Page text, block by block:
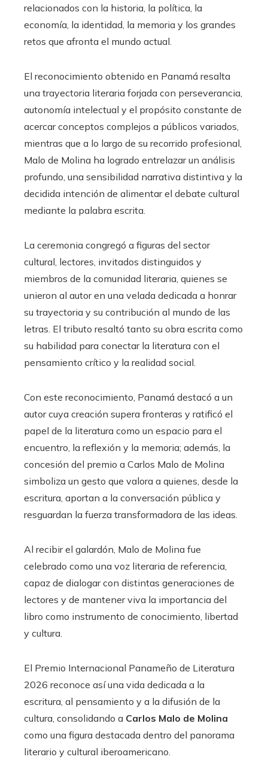
relacionados con la historia, la política, la
economía, la identidad, la memoria y los grandes
retos que afronta el mundo actual.
El reconocimiento obtenido en Panamá resalta
una trayectoria literaria forjada con perseverancia,
autonomía intelectual y el propósito constante de
acercar conceptos complejos a públicos variados,
mientras que a lo largo de su recorrido profesional,
Malo de Molina ha logrado entrelazar un análisis
profundo, una sensibilidad narrativa distintiva y la
decidida intención de alimentar el debate cultural
mediante la palabra escrita.
La ceremonia congregó a figuras del sector
cultural, lectores, invitados distinguidos y
miembros de la comunidad literaria, quienes se
unieron al autor en una velada dedicada a honrar
su trayectoria y su contribución al mundo de las
letras. El tributo resaltó tanto su obra escrita como
su habilidad para conectar la literatura con el
pensamiento crítico y la realidad social.
Con este reconocimiento, Panamá destacó a un
autor cuya creación supera fronteras y ratificó el
papel de la literatura como un espacio para el
encuentro, la reflexión y la memoria; además, la
concesión del premio a Carlos Malo de Molina
simboliza un gesto que valora a quienes, desde la
escritura, aportan a la conversación pública y
resguardan la fuerza transformadora de las ideas.
Al recibir el galardón, Malo de Molina fue
celebrado como una voz literaria de referencia,
capaz de dialogar con distintas generaciones de
lectores y de mantener viva la importancia del
libro como instrumento de conocimiento, libertad
y cultura.
El Premio Internacional Panameño de Literatura
2026 reconoce así una vida dedicada a la
escritura, al pensamiento y a la difusión de la
cultura, consolidando a Carlos Malo de Molina
como una figura destacada dentro del panorama
literario y cultural iberoamericano.